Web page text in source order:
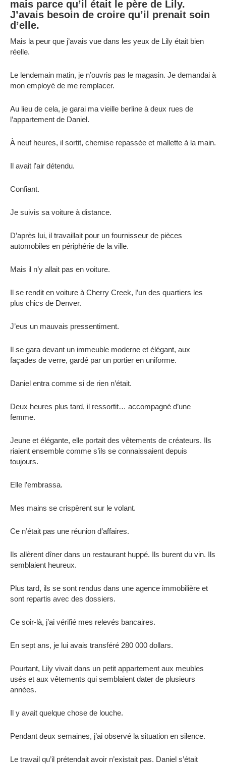
mais parce qu’il était le père de Lily.
J’avais besoin de croire qu’il prenait soin
d’elle.
Mais la peur que j’avais vue dans les yeux de Lily était bien
réelle.
Le lendemain matin, je n’ouvris pas le magasin. Je demandai à
mon employé de me remplacer.
Au lieu de cela, je garai ma vieille berline à deux rues de
l’appartement de Daniel.
À neuf heures, il sortit, chemise repassée et mallette à la main.
Il avait l’air détendu.
Confiant.
Je suivis sa voiture à distance.
D’après lui, il travaillait pour un fournisseur de pièces
automobiles en périphérie de la ville.
Mais il n’y allait pas en voiture.
Il se rendit en voiture à Cherry Creek, l’un des quartiers les
plus chics de Denver.
J’eus un mauvais pressentiment.
Il se gara devant un immeuble moderne et élégant, aux
façades de verre, gardé par un portier en uniforme.
Daniel entra comme si de rien n’était.
Deux heures plus tard, il ressortit… accompagné d’une
femme.
Jeune et élégante, elle portait des vêtements de créateurs. Ils
riaient ensemble comme s’ils se connaissaient depuis
toujours.
Elle l’embrassa.
Mes mains se crispèrent sur le volant.
Ce n’était pas une réunion d’affaires.
Ils allèrent dîner dans un restaurant huppé. Ils burent du vin. Ils
semblaient heureux.
Plus tard, ils se sont rendus dans une agence immobilière et
sont repartis avec des dossiers.
Ce soir-là, j’ai vérifié mes relevés bancaires.
En sept ans, je lui avais transféré 280 000 dollars.
Pourtant, Lily vivait dans un petit appartement aux meubles
usés et aux vêtements qui semblaient dater de plusieurs
années.
Il y avait quelque chose de louche.
Pendant deux semaines, j’ai observé la situation en silence.
Le travail qu’il prétendait avoir n’existait pas. Daniel s’était